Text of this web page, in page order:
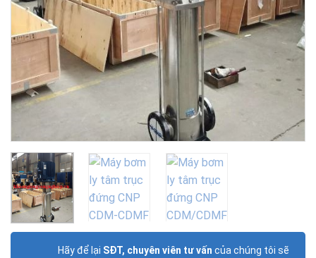
Hãy để lại SĐT, chuyên viên tư vấn của chúng tôi sẽ